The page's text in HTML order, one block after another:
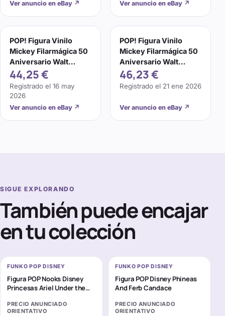
Ver anuncio en eBay ↗ Ver anuncio en eBay ↗
POP! Figura Vinilo
Mickey Filarmágica 50
Aniversario Walt
Disney World
44,25 €
Registrado el 16 may
2026
Ver anuncio en eBay ↗
POP! Figura Vinilo
Mickey Filarmágica 50
Aniversario Walt
Disney World
46,23 €
Registrado el 21 ene 2026
Ver anuncio en eBay ↗
SIGUE EXPLORANDO
También puede encajar
en tu colección
FUNKO POP DISNEY
Figura POP Nooks Disney
Princesas Ariel Under the
PRECIO ANUNCIADO
ORIENTATIVO
FUNKO POP DISNEY
Figura POP Disney Phineas
And Ferb Candace
PRECIO ANUNCIADO
ORIENTATIVO